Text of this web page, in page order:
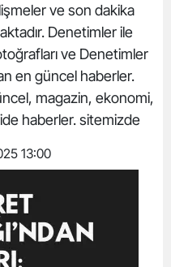
ve son dakika
Denetimler ile
ve Denetimler
en güncel haberler.
magazin, ekonomi,
haberler. sitemizde
13:00